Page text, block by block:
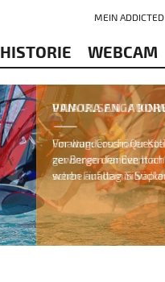
HISTORIE WEBCAM
MEIN ADDICTED